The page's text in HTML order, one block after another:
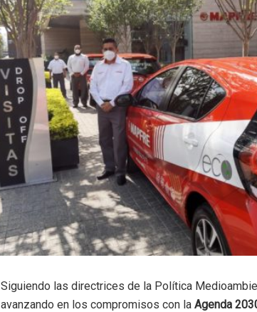
Siguiendo las directrices de la Política
avanzando en los compromisos con la Agenda